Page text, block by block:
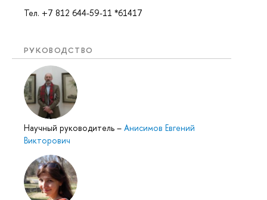
Тел. +7 812 644-59-11 *61417
РУКОВОДСТВО
Научный руководитель – Анисимов Евгений
Викторович